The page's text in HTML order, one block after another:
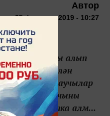
Автор
25 февраля 2019 - 10:27
атаклы алып
белән
караучылар
алып баручыны
дә Маратка алм...